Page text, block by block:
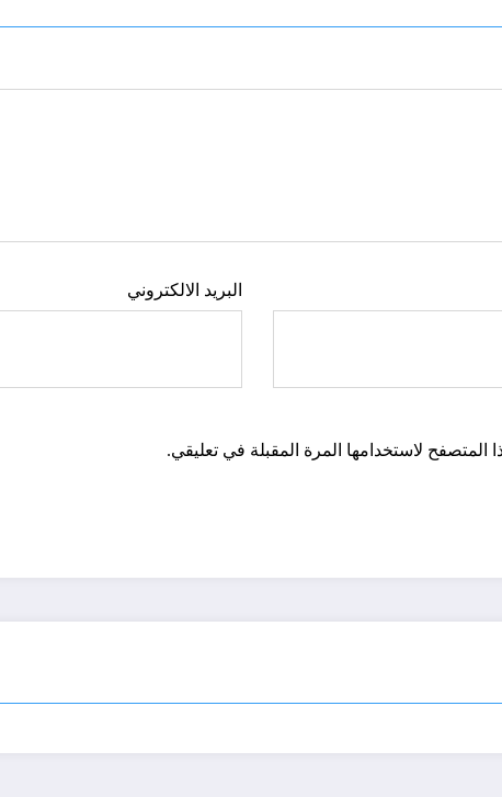
البريد الالكتروني
المتصفح لاستخدامها المرة المقبلة في تعليقي.